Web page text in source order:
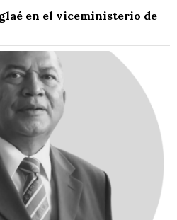
en el viceministerio de